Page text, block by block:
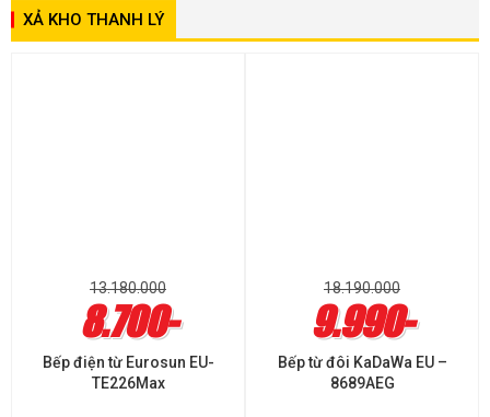
XẢ KHO THANH LÝ
13.180.000
8.700-
Bếp điện từ Eurosun EU-
TE226Max
18.190.000
9.990-
Bếp từ đôi KaDaWa EU –
8689AEG